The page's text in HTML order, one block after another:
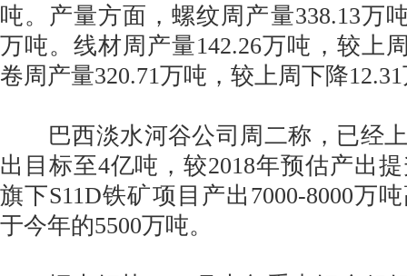
吨。产量方面，螺纹周产量338.13万
万吨。线材周产量142.26万吨，较上
卷周产量320.71万吨，较上周下降
巴西淡水河谷公司周二称，已经上
出目标至4亿吨，较2018年预估产出
旗下S11D铁矿项目产出7000-8000万
于今年的5500万吨。